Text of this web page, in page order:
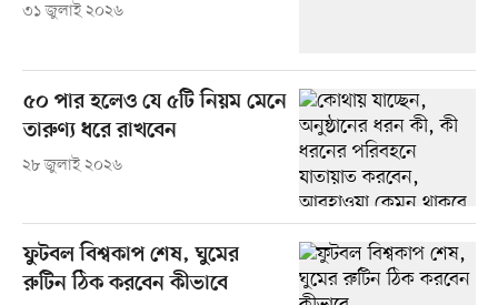
৩১ জুলাই ২০২৬
৫০ পার হলেও যে ৫টি নিয়ম মেনে
তারুণ্য ধরে রাখবেন
২৮ জুলাই ২০২৬
ফুটবল বিশ্বকাপ শেষ, ঘুমের
রুটিন ঠিক করবেন কীভাবে